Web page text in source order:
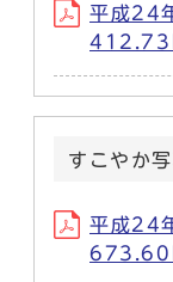
平成24
すこやか
平成24